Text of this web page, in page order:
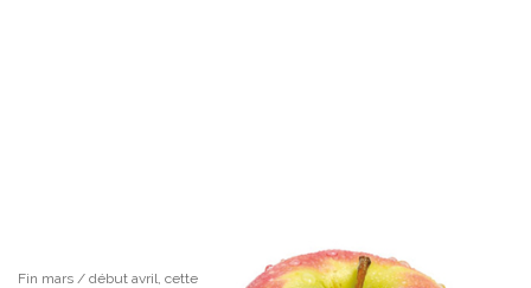
Fin mars / début avril, cette